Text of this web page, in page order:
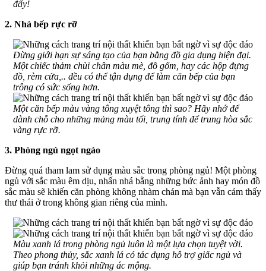
đấy!
2. Nhà bếp rực rỡ
Đừng giới hạn sự sáng tạo của bạn bằng đồ gia dụng hiện đại.
Một chiếc thảm chùi chân màu mè, đồ gốm, hay các hộp đựng
đồ, rèm cửa,.. đều có thể tận dụng để làm căn bếp của bạn
trông có sức sống hơn.
Một căn bếp màu vàng tông xuyệt tông thì sao? Hãy nhớ để
dành chỗ cho những mảng màu tối, trung tính để trung hòa sắc
vàng rực rỡ.
3. Phòng ngủ ngọt ngào
Đừng quá tham lam sử dụng màu sắc trong phòng ngủ! Một phòng
ngủ với sắc màu êm dịu, nhấn nhá bằng những bức ảnh hay món đồ
sắc màu sẽ khiến căn phòng không nhàm chán mà bạn vẫn cảm thấy
thư thái ở trong không gian riêng của mình.
Màu xanh lá trong phòng ngủ luôn là một lựa chọn tuyệt vời.
Theo phong thủy, sắc xanh lá có tác dụng hỗ trợ giấc ngủ và
giúp bạn tránh khỏi những ác mộng.